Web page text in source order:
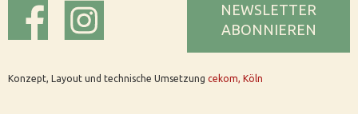
Konzept, Layout und technische Umsetzung cekom, Köln
NEWSLETTER
ABONNIEREN